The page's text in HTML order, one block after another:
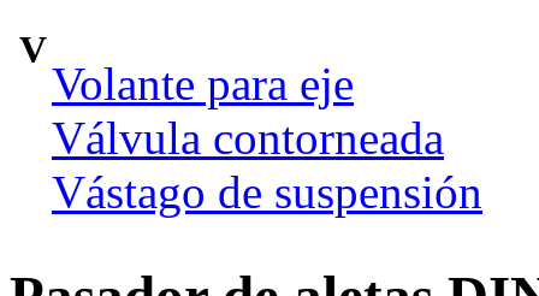
V
Volante para eje
Válvula contorneada
Vástago de suspensión